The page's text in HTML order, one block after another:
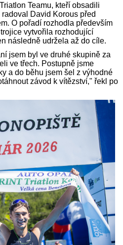
Teamu, kteří obsadili
David Korous před
O pořadí rozhodla především
vytvořila rozhodující
následně udržela až do cíle.
jsem byl ve druhé skupině za
ve třech. Postupně jsme
a do běhu jsem šel z výhodné
závod k vítězství," řekl po